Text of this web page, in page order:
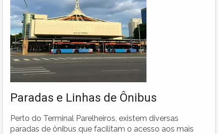
Paradas e Linhas de Ônibus
Perto do Terminal Parelheiros, existem diversas
paradas de ônibus que facilitam o acesso aos mais